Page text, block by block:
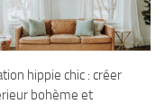
hippie chic : créer
bohème et